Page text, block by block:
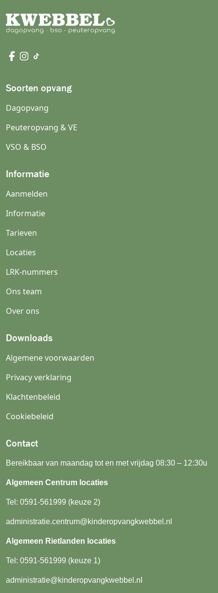
Soorten opvang
Dagopvang
Peuteropvang & VE
VSO & BSO
Informatie
Aanmelden
Informatie
Tarieven
Locaties
LRK-nummers
Ons team
Over ons
Downloads
Algemene voorwaarden
Privacy verklaring
Klachtenbeleid
Cookiebeleid
Contact
Bereikbaar van maandag tot en met vrijdag 08:30 – 12:30u
Algemeen Centrum locaties
Tel: 0591-561999 (keuze 2)
administratie.centrum@kinderopvangkwebbel.nl
Algemeen Rietlanden locaties
Tel: 0591-561999 (keuze 1)
administratie@kinderopvangkwebbel.nl